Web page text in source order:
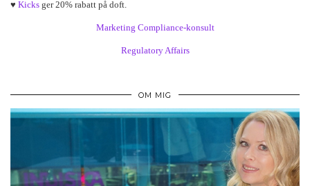
♥ Kicks ger 20% rabatt på doft.
Marketing Compliance-konsult
Regulatory Affairs
OM MIG